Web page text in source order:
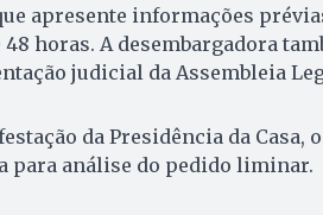
apresente informações
horas. A desembargadora
judicial da Assembleia
da Presidência da Casa,
para análise do pedido liminar.